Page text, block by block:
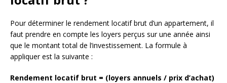
Pour déterminer le rendement locatif brut d’un appartement, il
faut prendre en compte les loyers perçus sur une année ainsi
que le montant total de l’investissement. La formule à
appliquer est la suivante :
Rendement locatif brut = (loyers annuels / prix d’achat)